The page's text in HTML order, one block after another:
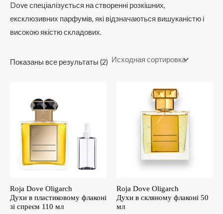
Dove спеціалізується на створенні розкішних,
ексклюзивних парфумів, які відзначаються вишуканістю і
високою якістю складових.
Показаны все результаты (2)
Roja Dove Oligarch
Духи в пластиковому флаконі
зі спреєм 110 мл
Roja Dove Oligarch
Духи в скляному флаконі 50
мл